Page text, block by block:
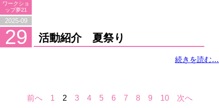
ワークショ
ップ夢21
2025-09
29 活動紹介 夏祭り
続きを読む…
前へ 1 2 3 4 5 6 7 8 9 10 次へ